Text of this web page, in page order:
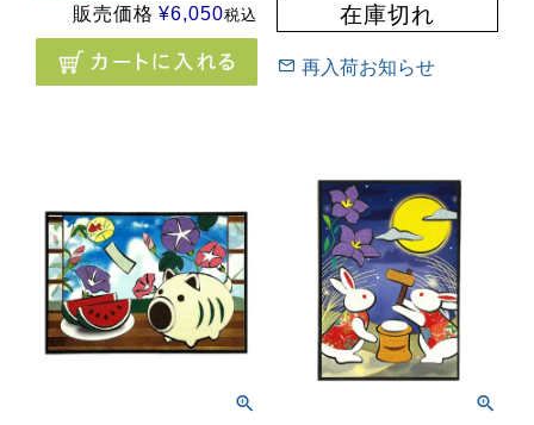
販売価格 ¥6,050税込 在庫切れ
再入荷お知らせ